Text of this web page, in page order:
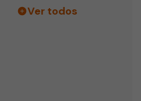
Ver todos